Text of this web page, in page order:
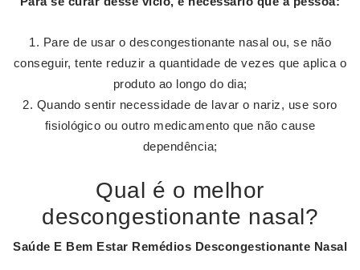
Pare de usar o descongestionante nasal ou, se não
conseguir, tente reduzir a quantidade de vezes que aplica o
produto ao longo do dia;
Quando sentir necessidade de lavar o nariz, use soro
fisiológico ou outro medicamento que não cause
dependência;
Qual é o melhor
descongestionante nasal?
Saúde E Bem Estar Remédios Descongestionante Nasal